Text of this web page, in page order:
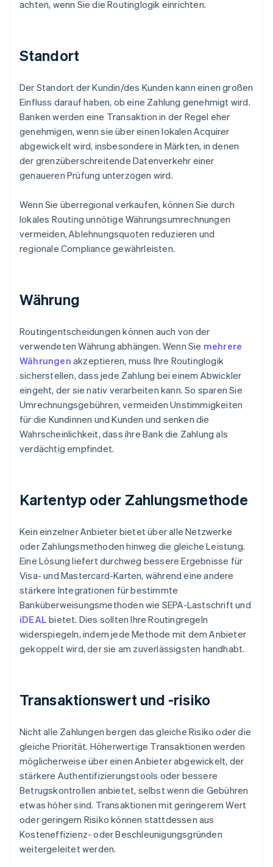
achten, wenn Sie die Routinglogik einrichten.
Standort
Der Standort der Kundin/des Kunden kann einen großen
Einfluss darauf haben, ob eine Zahlung genehmigt wird.
Banken werden eine Transaktion in der Regel eher
genehmigen, wenn sie über einen lokalen Acquirer
abgewickelt wird, insbesondere in Märkten, in denen
der grenzüberschreitende Datenverkehr einer
genaueren Prüfung unterzogen wird.
Wenn Sie überregional verkaufen, können Sie durch
lokales Routing unnötige Währungsumrechnungen
vermeiden, Ablehnungsquoten reduzieren und
regionale Compliance gewährleisten.
Währung
Routingentscheidungen können auch von der
verwendeten Währung abhängen. Wenn Sie mehrere
Währungen akzeptieren, muss Ihre Routinglogik
sicherstellen, dass jede Zahlung bei einem Abwickler
eingeht, der sie nativ verarbeiten kann. So sparen Sie
Umrechnungsgebühren, vermeiden Unstimmigkeiten
für die Kundinnen und Kunden und senken die
Wahrscheinlichkeit, dass ihre Bank die Zahlung als
verdächtig empfindet.
Kartentyp oder Zahlungsmethode
Kein einzelner Anbieter bietet über alle Netzwerke
oder Zahlungsmethoden hinweg die gleiche Leistung.
Eine Lösung liefert durchweg bessere Ergebnisse für
Visa- und Mastercard-Karten, während eine andere
stärkere Integrationen für bestimmte
Banküberweisungsmethoden wie SEPA-Lastschrift und
iDEAL bietet. Dies sollten Ihre Routingregeln
widerspiegeln, indem jede Methode mit dem Anbieter
gekoppelt wird, der sie am zuverlässigsten handhabt.
Transaktionswert und -risiko
Nicht alle Zahlungen bergen das gleiche Risiko oder die
gleiche Priorität. Höherwertige Transaktionen werden
möglicherweise über einen Anbieter abgewickelt, der
stärkere Authentifizierungstools oder bessere
Betrugskontrollen anbietet, selbst wenn die Gebühren
etwas höher sind. Transaktionen mit geringerem Wert
oder geringem Risiko können stattdessen aus
Kosteneffizienz- oder Beschleunigungsgründen
weitergeleitet werden.